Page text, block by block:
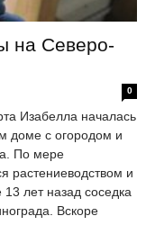
на Северо-
0
Изабелла началась
доме с огородом и
По мере
растениеводством и
13 лет назад соседка
Вскоре